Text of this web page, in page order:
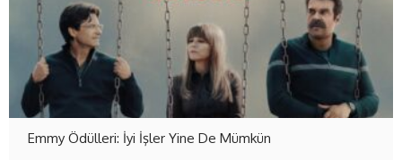
Emmy Ödülleri: İyi İşler Yine De Mümkün